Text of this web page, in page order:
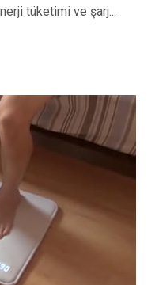
tüketimi ve şarj...